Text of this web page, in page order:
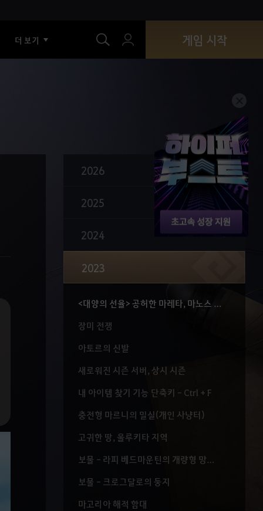
더 보기 게임 시작
2026
2025
2024
2023
세상을 뒤바꿀 망치의 연금술사, 스칼라!
성장 지원 : 유(IV) 검은별 무기 선택 상자
아르샤 : 무명
<대양의 선율> 공허한 마레타, 마노스 항해 일지
장미 전쟁
아토르의 신발
새로워진 시즌 서버, 상시 시즌
내 아이템 찾기 기능 단축키 - Ctrl + F
충전형 마르니의 밀실(개인 사냥터)
고귀한 땅, 울루키타 지역
보물 - 라피 베드마운틴의 개량형 망원경
보물 - 크로그달로의 둥지
마고리아 해적 함대